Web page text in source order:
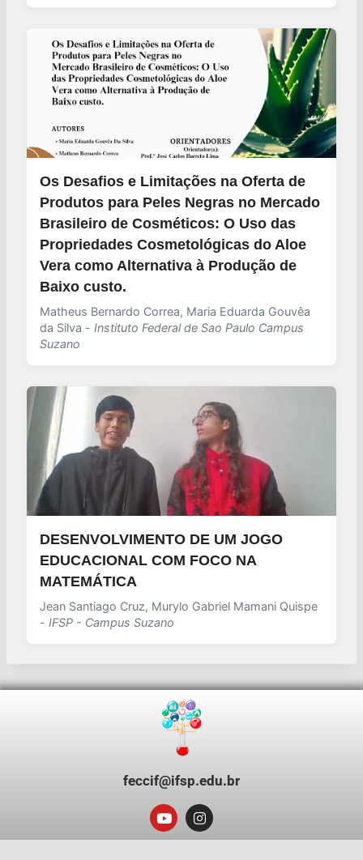
Os Desafios e Limitações na Oferta de
Produtos para Peles Negras no Mercado
Brasileiro de Cosméticos: O Uso das
Propriedades Cosmetológicas do Aloe
Vera como Alternativa à Produção de
Baixo custo.
Matheus Bernardo Correa, Maria Eduarda Gouvêa
da Silva - Instituto Federal de Sao Paulo Campus
Suzano
DESENVOLVIMENTO DE UM JOGO
EDUCACIONAL COM FOCO NA
MATEMÁTICA
Jean Santiago Cruz, Murylo Gabriel Mamani Quispe
- IFSP - Campus Suzano
feccif@ifsp.edu.br